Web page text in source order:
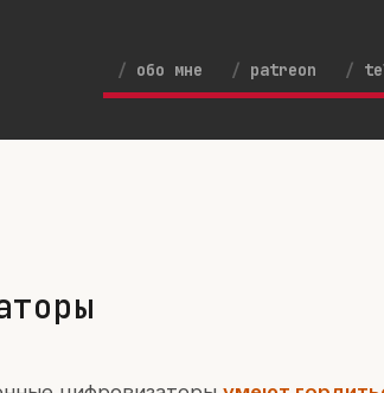
обо мне patreon